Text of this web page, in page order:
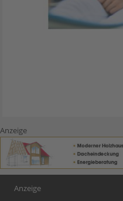
Anzeige
Anzeige